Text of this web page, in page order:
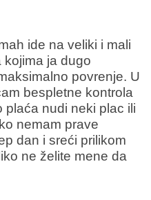
ide na veliki i mali
ja dugo
povrenje. U
bespletne kontrola
plaća nudi neki plac ili
nemam prave
dan i sreći prilikom
ne želite mene da